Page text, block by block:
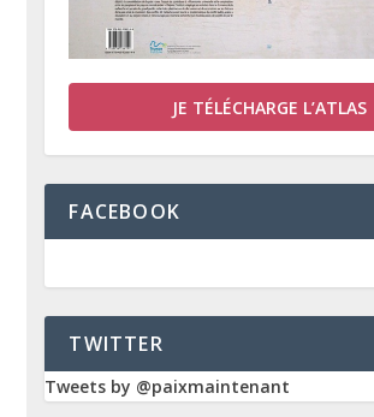
JE TÉLÉCHARGE L’ATLAS
FACEBOOK
TWITTER
Tweets by @paixmaintenant